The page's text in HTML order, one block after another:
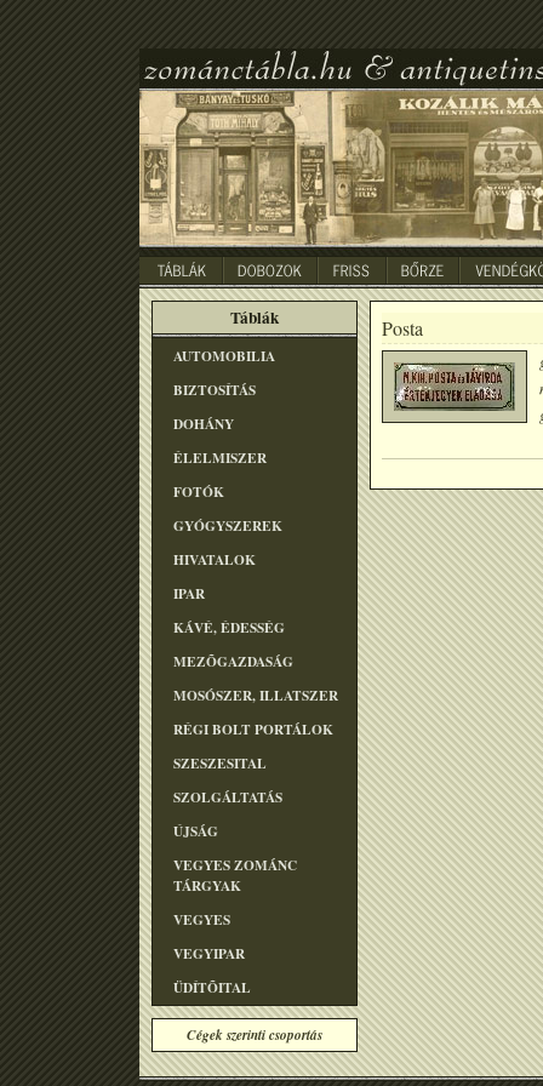
Táblák
AUTOMOBILIA
BIZTOSÍTÁS
DOHÁNY
ÉLELMISZER
FOTÓK
GYÓGYSZEREK
HIVATALOK
IPAR
KÁVÉ, ÉDESSÉG
MEZÕGAZDASÁG
MOSÓSZER, ILLATSZER
RÉGI BOLT PORTÁLOK
SZESZESITAL
SZOLGÁLTATÁS
ÚJSÁG
VEGYES ZOMÁNC
TÁRGYAK
VEGYES
VEGYIPAR
ÜDÍTÕITAL
Cégek szerinti csoportás
Posta